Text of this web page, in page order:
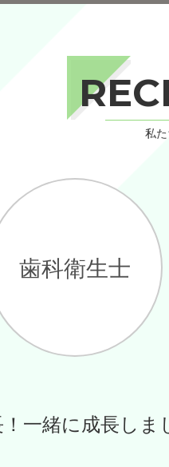
私
歯科衛生士
一緒に成長しま